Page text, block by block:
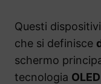
Questi
che si definisce
schermo
tecnologia OLED